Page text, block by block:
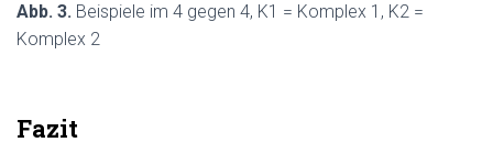
Abb. 3. Beispiele im 4 gegen 4, K1 = Komplex 1, K2 =
Komplex 2
Fazit